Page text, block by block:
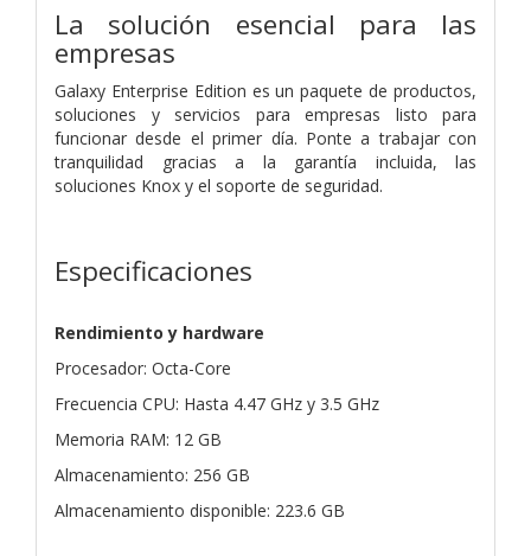
La solución esencial para las
empresas
Galaxy Enterprise Edition es un paquete de productos,
soluciones y servicios para empresas listo para
funcionar desde el primer día. Ponte a trabajar con
tranquilidad gracias a la garantía incluida, las
soluciones Knox y el soporte de seguridad.
Especificaciones
Rendimiento y hardware
Procesador: Octa-Core
Frecuencia CPU: Hasta 4.47 GHz y 3.5 GHz
Memoria RAM: 12 GB
Almacenamiento: 256 GB
Almacenamiento disponible: 223.6 GB